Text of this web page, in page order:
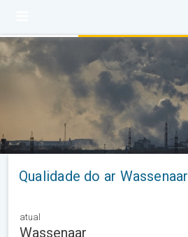
Qualidade do ar Wassenaar
atual
Wassenaar